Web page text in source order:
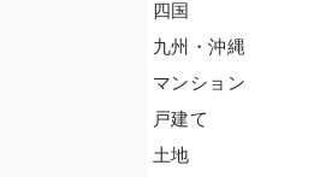
四国
九州・沖縄
マンション
戸建て
土地